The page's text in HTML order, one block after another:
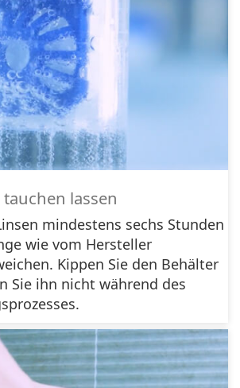
lassen
mindestens sechs Stunden
wie vom Hersteller
Kippen Sie den Behälter
Sie ihn nicht während des